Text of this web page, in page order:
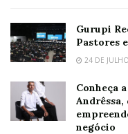
Gurupi
Pastores
24 DE
Conheça
negócio